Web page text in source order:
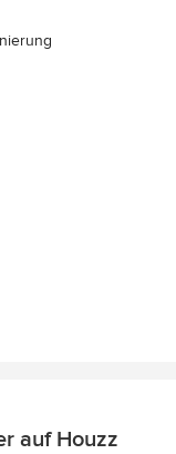
auf Houzz